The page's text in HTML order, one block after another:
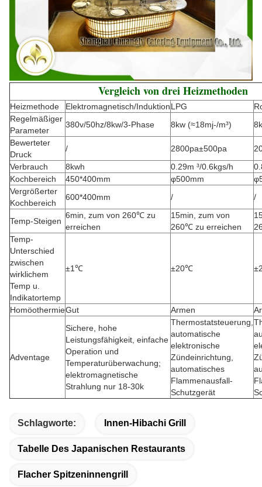
Vergleich von drei Heizmethoden
Heizmethode Elektromagnetisch/InduktionLPG
Regelmäßiger
Parameter
380v/50hz/8kw/3-Phase 8kw (≈18mj-/m³)
Bewerteter
Druck
/ 2800pa±500pa
Verbrauch
8kwh 0.29m ³/0.6kgs/h
Kochbereich
450*400mm φ500mm
Vergrößerter
Kochbereich
600*400mm / /
Temp-Steigen
6min, zum von 260℃ zu
erreichen
15min, zum von
260℃ zu erreichen
Temp-
Unterschied
zwischen
wirklichem
Temp u.
Indikatortemp
±1℃ ±20℃
HomöothermieGut Armen
Adventage
Sichere, hohe
Leistungsfähigkeit, einfache
Operation und
Temperaturüberwachung;
elektromagnetische
Strahlung nur 18-30k
Thermostatsteuerung,
automatische
elektronische
Zündeinrichtung,
automatisches
Flammenausfall-
Schutzgerät
Schlagworte: Innen-Hibachi Grill
Tabelle Des Japanischen Restaurants
Flacher Spitzeninnengrill